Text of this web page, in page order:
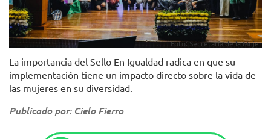
Foto: Secretaría de la Mujer
La importancia del Sello En Igualdad radica en que su
implementación tiene un impacto directo sobre la vida de
las mujeres en su diversidad.
Publicado por: Cielo Fierro